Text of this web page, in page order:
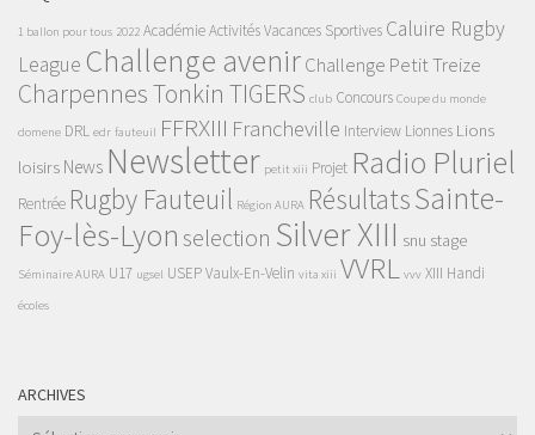
1 ballon pour tous 2022 AcadémieActivités Vacances Sportives Caluire Rugby
League Challenge avenirChallenge Petit Treize
Charpennes Tonkin TIGERS club Concours Coupe du monde
domene DRL edr fauteuil FFRXIII Francheville Interview Lionnes Lions
loisirs News Newsletter petit xiii Projet Radio Pluriel
Rentrée Rugby Fauteuil Région AURA RésultatsSainte-
Foy-lès-Lyon selection Silver XIII snu stage
Séminaire AURA U17 ugsel USEPVaulx-En-Velin vita xiii VVRL vvv XIII Handi
écoles
ARCHIVES
Archives